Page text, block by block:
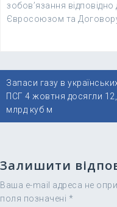
зобов’язання
Євросоюзом та Договору
Навігація
записів
Запаси газу в
ПСГ 4 жовтня досягли
млрд куб м
Залишити
Ваша e-mail адреса не
поля позначені *